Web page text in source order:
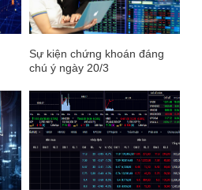
Sự kiện chứng khoán đáng
chú ý ngày 20/3